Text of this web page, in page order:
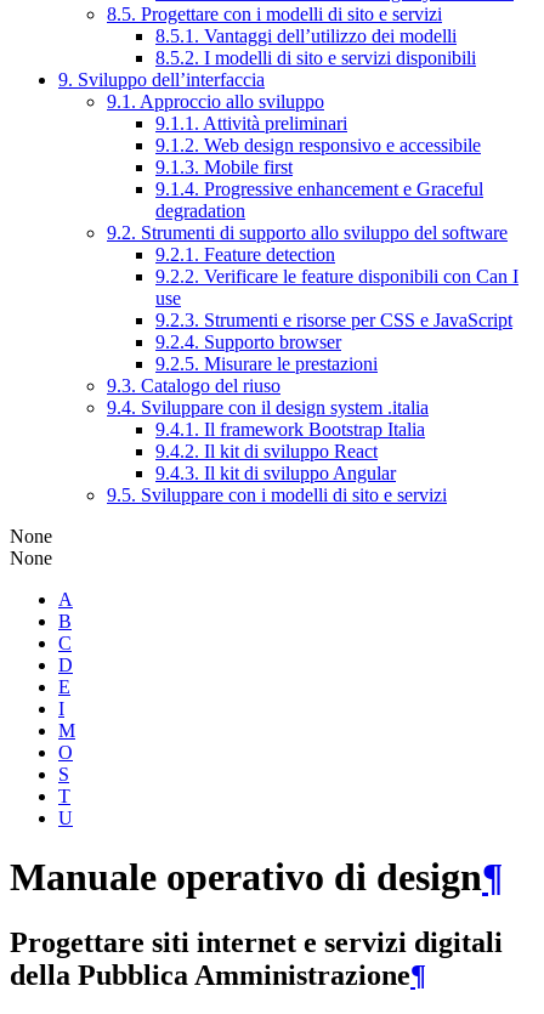
8.5. Progettare con i modelli di sito e servizi
8.5.1. Vantaggi dell’utilizzo dei modelli
8.5.2. I modelli di sito e servizi disponibili
9. Sviluppo dell’interfaccia
9.1. Approccio allo sviluppo
9.1.1. Attività preliminari
9.1.2. Web design responsivo e accessibile
9.1.3. Mobile first
9.1.4. Progressive enhancement e Graceful
degradation
9.2. Strumenti di supporto allo sviluppo del software
9.2.1. Feature detection
9.2.2. Verificare le feature disponibili con Can I
use
9.2.3. Strumenti e risorse per CSS e JavaScript
9.2.4. Supporto browser
9.2.5. Misurare le prestazioni
9.3. Catalogo del riuso
9.4. Sviluppare con il design system .italia
9.4.1. Il framework Bootstrap Italia
9.4.2. Il kit di sviluppo React
9.4.3. Il kit di sviluppo Angular
9.5. Sviluppare con i modelli di sito e servizi
None
None
A
B
C
D
E
I
M
O
S
T
U
Manuale operativo di design¶
Progettare siti internet e servizi digitali
della Pubblica Amministrazione¶